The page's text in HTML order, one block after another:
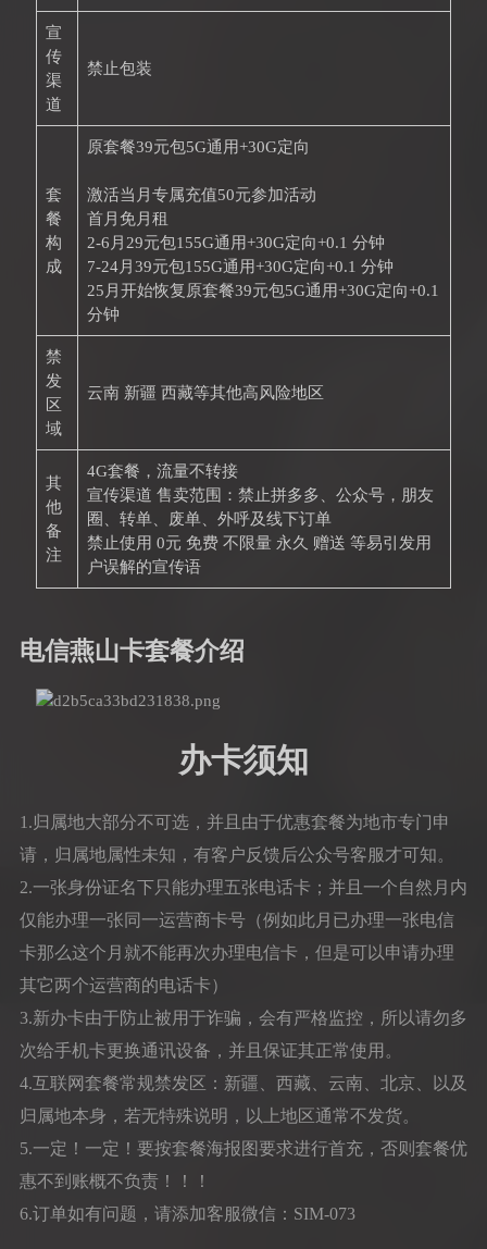
宣
传
渠
道
禁止包装
套
餐
构
成
原套餐39元包5G通用+30G定向
激活当月专属充值50元参加活动
首月免月租
2-6月29元包155G通用+30G定向+0.1 分钟
7-24月39元包155G通用+30G定向+0.1 分钟
25月开始恢复原套餐39元包5G通用+30G定向+0.1
分钟
禁
发
区
域
云南 新疆 西藏等其他高风险地区
其
他
备
注
4G套餐，流量不转接
宣传渠道 售卖范围：禁止拼多多、公众号，朋友
圈、转单、废单、外呼及线下订单
禁止使用 0元 免费 不限量 永久 赠送 等易引发用
户误解的宣传语
电信燕山卡套餐介绍
办卡须知
1.归属地大部分不可选，并且由于优惠套餐为地市专门申
请，归属地属性未知，有客户反馈后公众号客服才可知。
2.一张身份证名下只能办理五张电话卡；并且一个自然月内
仅能办理一张同一运营商卡号（例如此月已办理一张电信
卡那么这个月就不能再次办理电信卡，但是可以申请办理
其它两个运营商的电话卡）
3.新办卡由于防止被用于诈骗，会有严格监控，所以请勿多
次给手机卡更换通讯设备，并且保证其正常使用。
4.互联网套餐常规禁发区：新疆、西藏、云南、北京、以及
归属地本身，若无特殊说明，以上地区通常不发货。
5.一定！一定！要按套餐海报图要求进行首充，否则套餐优
惠不到账概不负责！！！
6.订单如有问题，请添加客服微信：SIM-073